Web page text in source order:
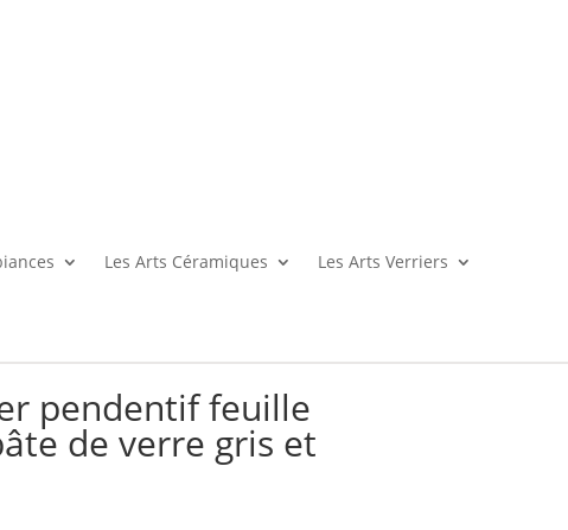
Les Arts Céramiques Les Arts Verriers
pendentif feuille
de verre gris et